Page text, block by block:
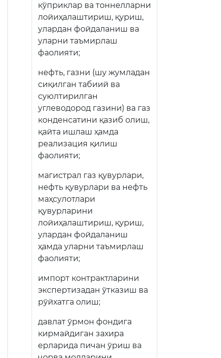
кўприклар ва тоннелларни
лойиҳалаштириш, қуриш,
улардан фойдаланиш ва
уларни таъмирлаш
фаолияти;
нефть, газни (шу жумладан
сиқилган табиий ва
суюлтирилган
углеводород газини) ва газ
конденсатини қазиб олиш,
қайта ишлаш ҳамда
реализация қилиш
фаолияти;
магистрал газ қувурлари,
нефть қувурлари ва нефть
маҳсулотлари
қувурларини
лойиҳалаштириш, қуриш,
улардан фойдаланиш
ҳамда уларни таъмирлаш
фаолияти;
импорт контрактларини
экспертизадан ўтказиш ва
рўйхатга олиш;
давлат ўрмон фондига
кирмайдиган захира
ерларида пичан ўриш ва